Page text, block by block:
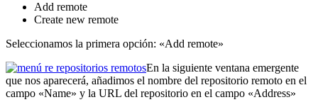
Add remote
Create new remote
Seleccionamos la primera opción: «Add remote»
En la siguiente ventana emergente
que nos aparecerá, añadimos el nombre del repositorio remoto en el
campo «Name» y la URL del repositorio en el campo «Address»